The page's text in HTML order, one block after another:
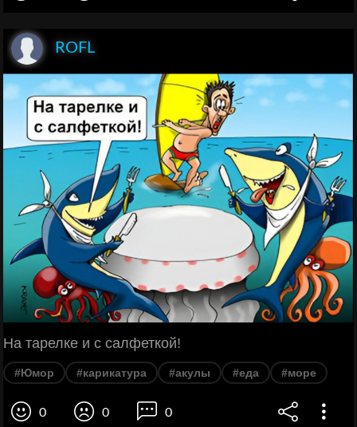
ROFL
На тарелке и с салфеткой!
#Юмор #карикатура #акулы #еда #море
0 0 0